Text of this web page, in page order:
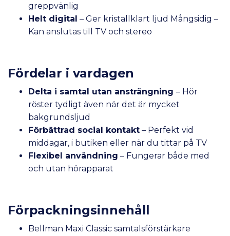
greppvänlig
Helt digital – Ger kristallklart ljud Mångsidig –
Kan anslutas till TV och stereo
Fördelar i vardagen
Delta i samtal utan ansträngning – Hör
röster tydligt även när det är mycket
bakgrundsljud
Förbättrad social kontakt – Perfekt vid
middagar, i butiken eller när du tittar på TV
Flexibel användning – Fungerar både med
och utan hörapparat
Förpackningsinnehåll
Bellman Maxi Classic samtalsförstärkare